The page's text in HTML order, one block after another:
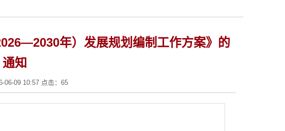
年）发展规划编制工作方案》的
通知
06-09 10:57 点击： 65